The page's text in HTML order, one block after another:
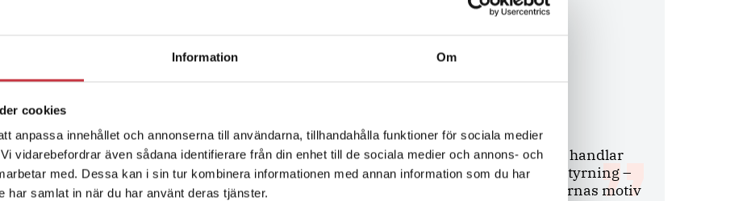
Information Om
cookies
anpassa innehållet och annonserna till användarna, tillhandahålla funktioner för sociala medier
vidarebefordrar även sådana identifierare från din enhet till de sociala medier och annons- och
med. Dessa kan i sin tur kombinera informationen med annan information som du har
har samlat in när du har använt deras tjänster.
Debatt
9 juli 2026
Slutreplik:Det handlar
om kunskapsstyrning –
inte om forskarnas motiv